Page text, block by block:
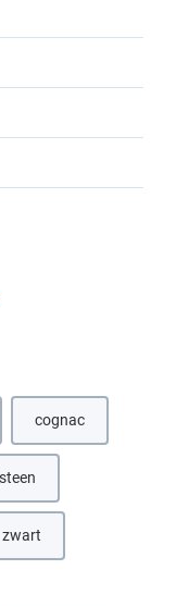
is momenteel niet
cognac(Deze optie is
niet beschikbaar.)
(Deze optie is momenteel
momenteel niet
zwart(Deze optie is momenteel